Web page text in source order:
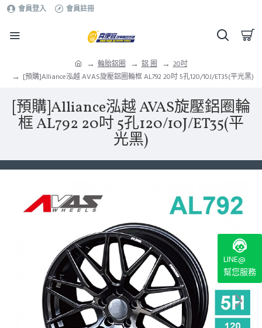
會員登入 會員註冊
輪胎鋁圈 鋁 圈
20吋
[預購]Alliance泓越 AVAS旋壓鋁圈輪框 AL792 20吋 5孔120/10J/ET35(平光黑)
[預購]Alliance泓越 AVAS旋壓鋁圈輪
框 AL792 20吋 5孔120/10J/ET35(平
光黑)
LINE@
幫您服務